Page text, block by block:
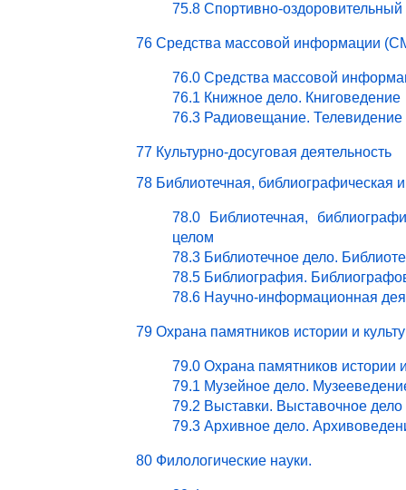
75.8 Спортивно-
76 Средства массовой информации
76.0 Средства массовой
76.1 Книжное дело. Книговедение
76.3 Радиовещание. Телевидение
77 Культурно-досуговая деятельность
78 Библиотечная, библиографическая
78.0 Библиотечная,
целом
78.3 Библиотечное дело.
78.5 Библиография.
78.6 Научно-информационная
79 Охрана памятников истории и
79.0 Охрана памятников истории
79.1 Музейное дело.
79.2 Выставки. Выставочное дело
79.3 Архивное дело.
80 Филологические науки.